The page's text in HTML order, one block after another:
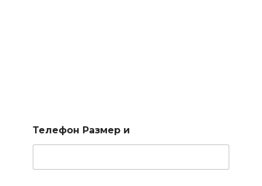
Телефон Размер и